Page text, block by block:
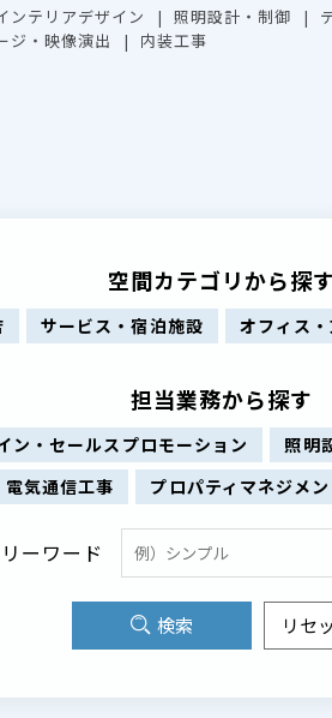
ンテリアデザイン 照明設計・制御
ジ・映像演出
内装工事
空間カテゴリから探す
サービス・宿泊施設 オフィス
担当業務から探す
ン・セールスプロモーション 照明
電気通信工事 プロパティマネジメ
ーワード
検索 リセ